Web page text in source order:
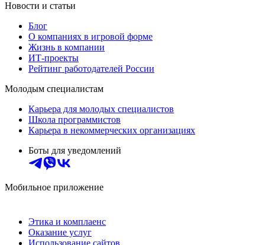
Новости и статьи
Блог
О компаниях в игровой форме
Жизнь в компании
ИТ-проекты
Рейтинг работодателей России
Молодым специалистам
Карьера для молодых специалистов
Школа программистов
Карьера в некоммерческих организациях
Боты для уведомлений
Мобильное приложение
Этика и комплаенс
Оказание услуг